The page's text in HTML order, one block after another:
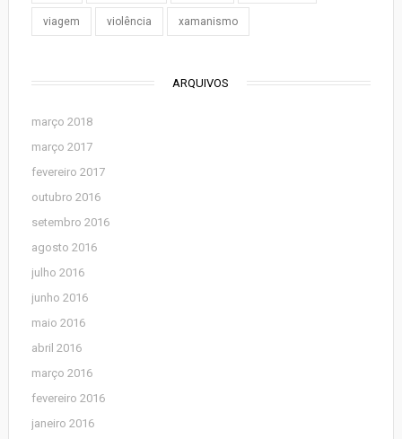
viagem violência xamanismo
ARQUIVOS
março 2018
março 2017
fevereiro 2017
outubro 2016
setembro 2016
agosto 2016
julho 2016
junho 2016
maio 2016
abril 2016
março 2016
fevereiro 2016
janeiro 2016